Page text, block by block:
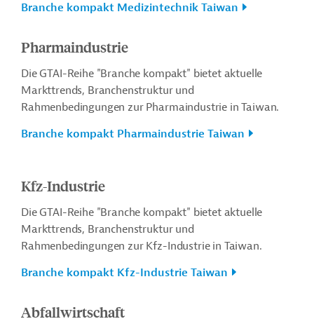
Branche kompakt Medizintechnik Taiwan
Pharmaindustrie
Die GTAI-Reihe "Branche kompakt" bietet aktuelle
Markttrends, Branchenstruktur und
Rahmenbedingungen zur Pharmaindustrie in Taiwan.
Branche kompakt Pharmaindustrie Taiwan
Kfz-Industrie
Die GTAI-Reihe "Branche kompakt" bietet aktuelle
Markttrends, Branchenstruktur und
Rahmenbedingungen zur Kfz-Industrie in Taiwan.
Branche kompakt Kfz-Industrie Taiwan
Abfallwirtschaft